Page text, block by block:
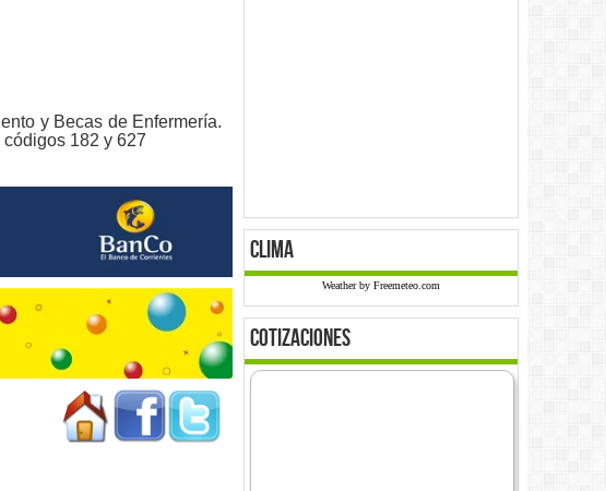
y Becas de Enfermería.
182 y 627
clima
Weather by Freemeteo.com
cotizaciones